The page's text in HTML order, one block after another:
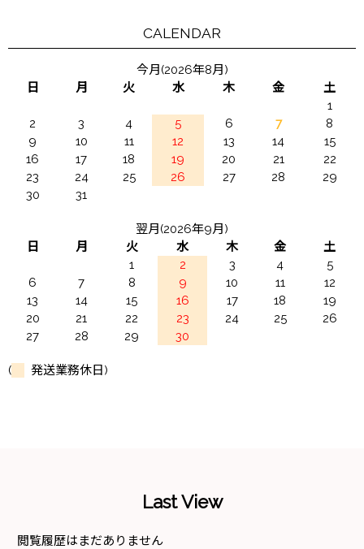
CALENDAR
今月(2026年8月)
日
月 火 水 木 金
土
1
2
3 4 5 6 7
8
9
10 11 12 13 14
15
16
17 18 19 20 21
22
23
24 25 26 27 28
29
30
31
翌月(2026年9月)
日
月 火 水 木 金
土
1
2 3 4
5
6
7 8 9 10 11
12
13
14 15 16 17 18
19
20
21 22 23 24 25
26
27
28 29 30
( 発送業務休日)
Last View
閲覧履歴はまだありません